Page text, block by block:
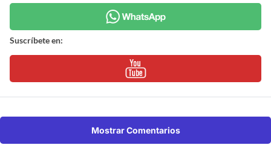
Suscríbete en:
Mostrar Comentarios